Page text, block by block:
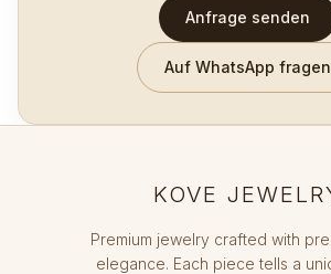
Anfrage senden
Auf WhatsApp fragen
KOVE
Premium jewelry crafted with
elegance. Each piece tells a